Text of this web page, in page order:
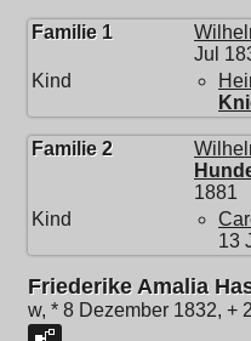
Familie 1
Jul
Kind
Familie 2
1881
Kind
13
Friederike Amalia
w, * 8 Dezember 1832, +